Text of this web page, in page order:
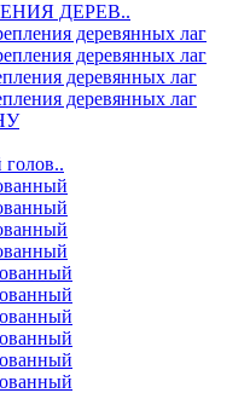
ДЕРЕВ..
деревянных лаг
деревянных лаг
деревянных лаг
деревянных лаг